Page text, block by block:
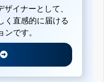
イナーとして、
く直感的に届ける
ンです。